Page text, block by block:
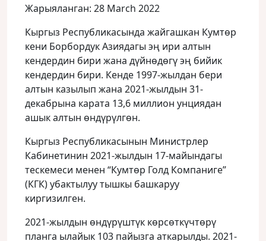
Жарыяланган: 28 March 2022
Кыргыз Республикасында жайгашкан Кумтөр
кени Борбордук Азиядагы эң ири алтын
кендердин бири жана дүйнөдөгү эң бийик
кендердин бири. Кенде 1997-жылдан бери
алтын казылып жана 2021-жылдын 31-
декабрына карата 13,6 миллион унциядан
ашык алтын өндүрүлгөн.
Кыргыз Республикасынын Министрлер
Кабинетинин 2021-жылдын 17-майындагы
тескемеси менен “Кумтөр Голд Компаниге”
(КГК) убактылуу тышкы башкаруу
киргизилген.
2021-жылдын өндүрүштүк көрсөткүчтөрү
планга ылайык 103 пайызга аткарылды. 2021-